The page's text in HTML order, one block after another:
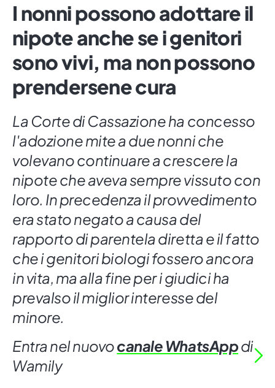
I nonni possono adottare il
nipote anche se i genitori
sono vivi, ma non possono
prendersene cura
La Corte di Cassazione ha concesso
l'adozione mite a due nonni che
volevano continuare a crescere la
nipote che aveva sempre vissuto con
loro. In precedenza il provvedimento
era stato negato a causa del
rapporto di parentela diretta e il fatto
che i genitori biologi fossero ancora
in vita, ma alla fine per i giudici ha
prevalso il miglior interesse del
minore.
Entra nel nuovocanale WhatsAppdi
Wamily